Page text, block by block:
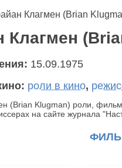
Клагмен (Brian
Клагмен
15.09.1975
роли в кино,
(Brian Klugman) роли,
на сайте журнала